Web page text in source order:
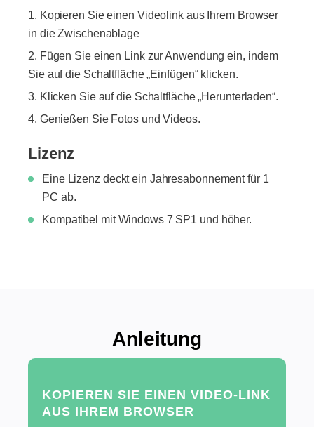
Kopieren Sie einen Videolink aus Ihrem Browser
in die Zwischenablage
Fügen Sie einen Link zur Anwendung ein, indem
Sie auf die Schaltfläche „Einfügen“ klicken.
Klicken Sie auf die Schaltfläche „Herunterladen“.
Genießen Sie Fotos und Videos.
Lizenz
Eine Lizenz deckt ein Jahresabonnement für 1
PC ab.
Kompatibel mit Windows 7 SP1 und höher.
Anleitung
KOPIEREN SIE EINEN VIDEO-LINK
AUS IHREM BROWSER